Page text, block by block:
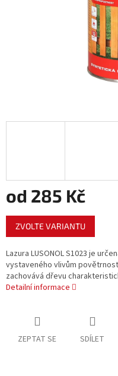
od 285 Kč
Měrná
cena:
ZVOLTE VARIANTU
Lazura LUSONOL S1023 je
vystaveného vlivům
zachovává dřevu
Detailní informace
ZEPTAT SE SDÍLET